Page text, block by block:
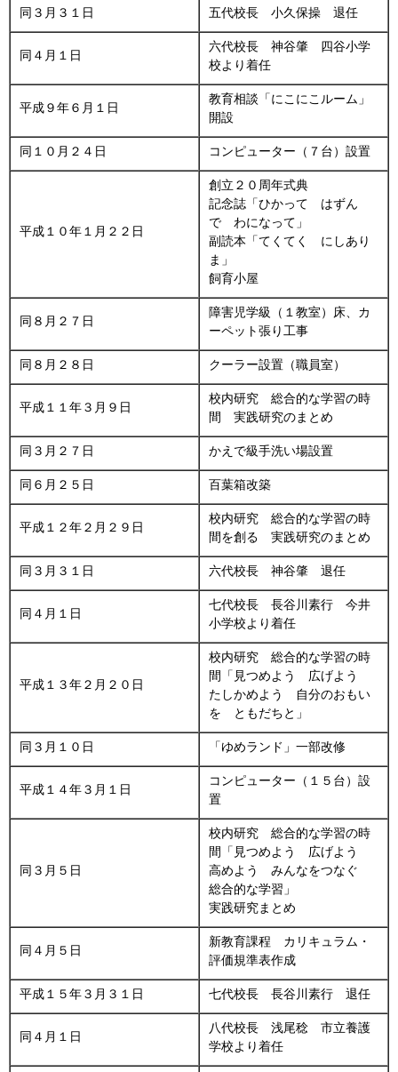
同３月３１日 五代校長 小久保操 退任
同４月１日
六代校長 神谷肇 四谷小学
校より着任
平成９年６月１日
教育相談「にこにこルーム」
開設
同１０月２４日 コンピューター（７台）設置
平成１０年１月２２日
創立２０周年式典
記念誌「ひかって はずん
で わになって」
副読本「てくてく にしあり
ま」
飼育小屋
同８月２７日
障害児学級（１教室）床、カ
ーペット張り工事
同８月２８日 クーラー設置（職員室）
平成１１年３月９日
校内研究 総合的な学習の時
間 実践研究のまとめ
同３月２７日 かえで級手洗い場設置
同６月２５日 百葉箱改築
平成１２年２月２９日
校内研究 総合的な学習の時
間を創る 実践研究のまとめ
同３月３１日 六代校長 神谷肇 退任
同４月１日
七代校長 長谷川素行 今井
小学校より着任
平成１３年２月２０日
校内研究 総合的な学習の時
間「見つめよう 広げよう
たしかめよう 自分のおもい
を ともだちと」
同３月１０日 「ゆめランド」一部改修
平成１４年３月１日
コンピューター（１５台）設
置
同３月５日
校内研究 総合的な学習の時
間「見つめよう 広げよう
高めよう みんなをつなぐ
総合的な学習」
実践研究まとめ
同４月５日
新教育課程 カリキュラム・
評価規準表作成
平成１５年３月３１日 七代校長 長谷川素行 退任
同４月１日
八代校長 浅尾稔 市立養護
学校より着任